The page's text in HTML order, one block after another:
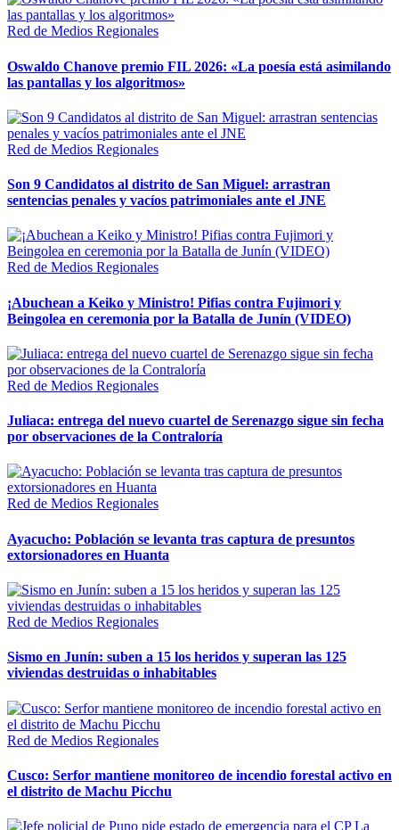
Red de Medios Regionales
Oswaldo Chanove premio FIL 2026: «La poesía está asimilando
las pantallas y los algoritmos»
Red de Medios Regionales
Son 9 Candidatos al distrito de San Miguel: arrastran
sentencias penales y vacíos patrimoniales ante el JNE
Red de Medios Regionales
¡Abuchean a Keiko y Ministro! Pifias contra Fujimori y
Beingolea en ceremonia por la Batalla de Junín (VIDEO)
Red de Medios Regionales
Juliaca: entrega del nuevo cuartel de Serenazgo sigue sin fecha
por observaciones de la Contraloría
Red de Medios Regionales
Ayacucho: Población se levanta tras captura de presuntos
extorsionadores en Huanta
Red de Medios Regionales
Sismo en Junín: suben a 15 los heridos y superan las 125
viviendas destruidas o inhabitables
Red de Medios Regionales
Cusco: Serfor mantiene monitoreo de incendio forestal activo en
el distrito de Machu Picchu